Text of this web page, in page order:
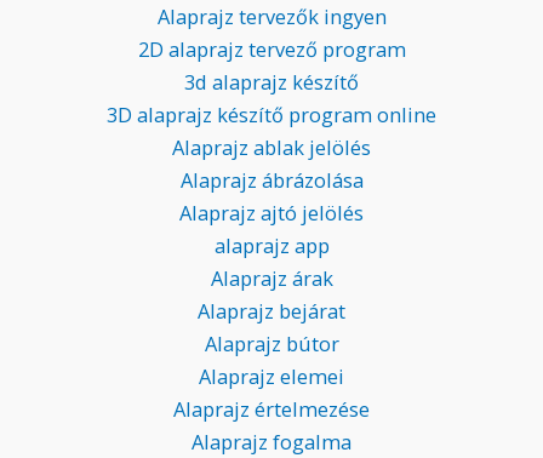
Alaprajz tervezők ingyen
2D alaprajz tervező program
3d alaprajz készítő
3D alaprajz készítő program online
Alaprajz ablak jelölés
Alaprajz ábrázolása
Alaprajz ajtó jelölés
alaprajz app
Alaprajz árak
Alaprajz bejárat
Alaprajz bútor
Alaprajz elemei
Alaprajz értelmezése
Alaprajz fogalma